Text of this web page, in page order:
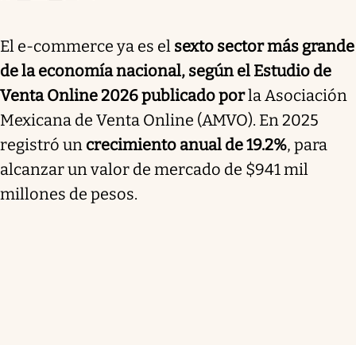
El e-commerce ya es el sexto sector más grande
de la economía nacional, según el Estudio de
Venta Online 2026 publicado porla Asociación
Mexicana de Venta Online (AMVO). En 2025
registró un crecimiento anual de 19.2%, para
alcanzar un valor de mercado de $941 mil
millones de pesos.